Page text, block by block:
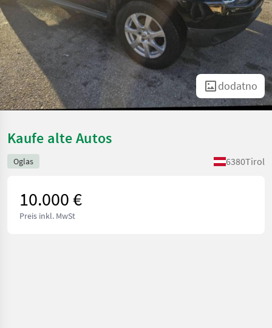
dodatno
Kaufe alte Autos
Oglas 6380Tirol
10.000 €
Preis inkl. MwSt